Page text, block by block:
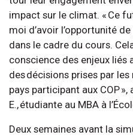
impact sur le climat. « Ce
moi d’avoir l’opportunité
dans le cadre du cours.
conscience des enjeux liés
des décisions prises par
pays participant aux COP
E., étudiante au MBA à
Deux semaines avant la